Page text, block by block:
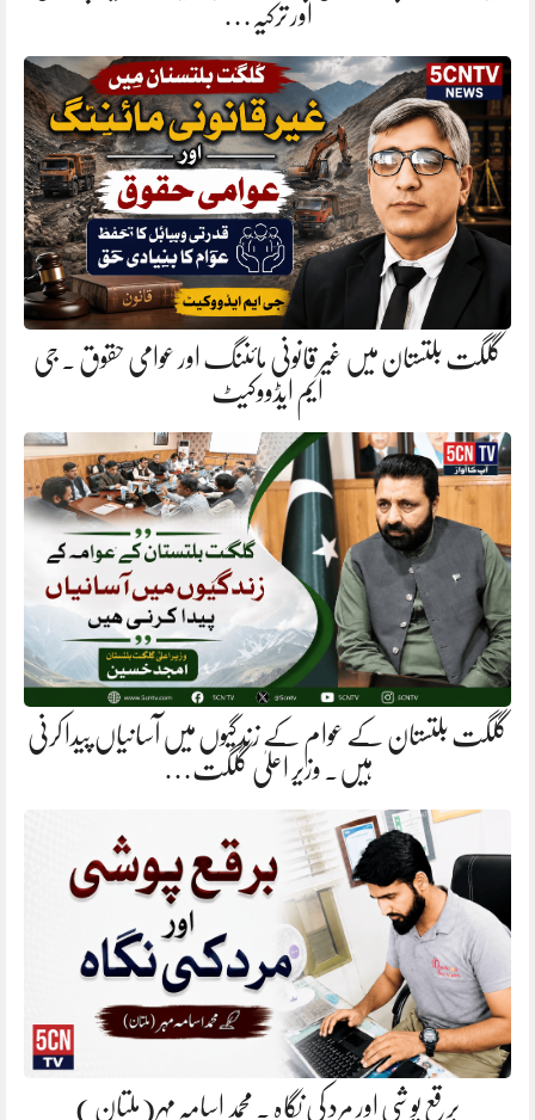
اور ترکیہ…
گلگت بلتستان میں غیر قانونی مائننگ اور عوامی حقوق . جی
ایم ایڈووکیٹ
گلگت بلتستان کے عوام کے زندگیوں میں آسانیاں پیدا کرنی
ہیں. وزیر اعلیٰ گلگت…
برقع پوشی اور مرد کی نگاہ . محمد اسامہ مہر(ملتان )